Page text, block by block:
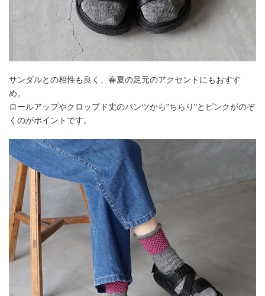
サンダルとの相性も良く、春夏の足元のアクセントにもおすす
め。
ロールアップやクロップド丈のパンツから"ちらり"とピンクがのぞ
くのがポイントです。